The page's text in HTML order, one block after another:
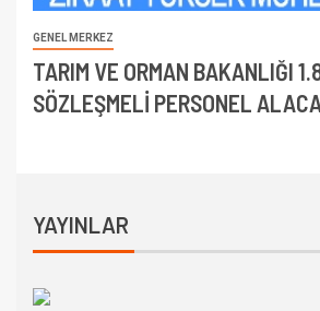
GENEL MERKEZ
TARIM VE ORMAN BAKANLIĞI
SÖZLEŞMELİ PERSONEL
YAYINLAR